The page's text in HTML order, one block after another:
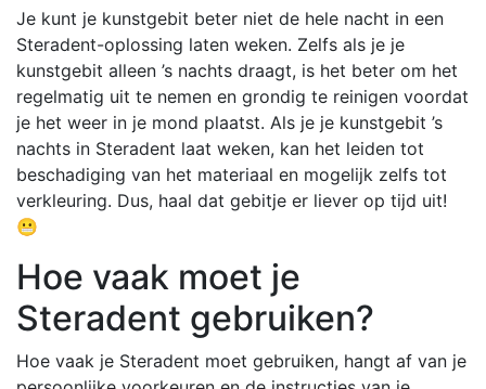
Je kunt je kunstgebit beter niet de hele nacht in een
Steradent-oplossing laten weken. Zelfs als je je
kunstgebit alleen ’s nachts draagt, is het beter om het
regelmatig uit te nemen en grondig te reinigen voordat
je het weer in je mond plaatst. Als je je kunstgebit ’s
nachts in Steradent laat weken, kan het leiden tot
beschadiging van het materiaal en mogelijk zelfs tot
verkleuring. Dus, haal dat gebitje er liever op tijd uit!
😬
Hoe vaak moet je
Steradent gebruiken?
Hoe vaak je Steradent moet gebruiken, hangt af van je